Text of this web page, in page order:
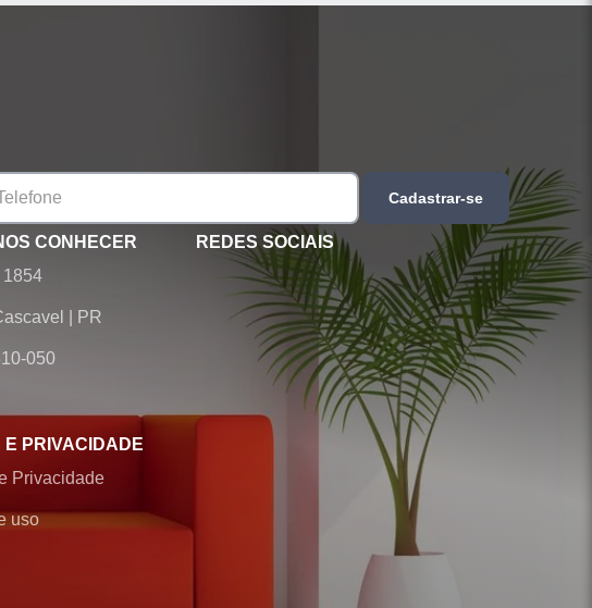
Cadastrar-se
CONHECER
1854
PR
050
REDES SOCIAIS
E PRIVACIDADE
Privacidade
uso